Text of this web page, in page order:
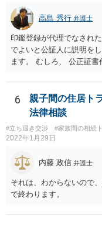
高島 秀行 弁護士
印鑑登録が代理でなされ
でよいと公証人に説明を
ます。 むしろ、 公正証
月に携帯が新しくなった
「面会に来てくれ」で、
話の使い方を教える為に
電話が切れました。その
にチップが埋められてい
録、介護認定の資料、介
方がよいと思います。
6
親子間の住居ト
法律相談
#立ち退き交渉 #家族間の相続
2022年1月29日
内藤 政信 弁護士
それは、わからないので
で終わります。